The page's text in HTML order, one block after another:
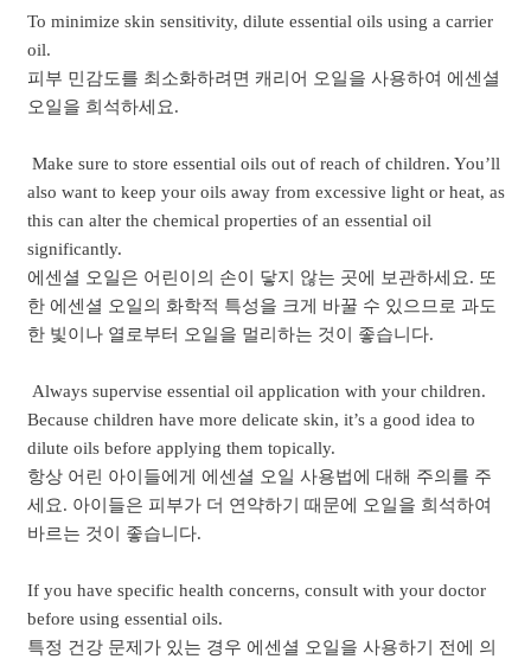
To minimize skin sensitivity, dilute essential oils using a carrier
oil.
피부 민감도를 최소화하려면 캐리어 오일을 사용하여 에센셜
오일을 희석하세요.
Make sure to store essential oils out of reach of children. You’ll
also want to keep your oils away from excessive light or heat, as
this can alter the chemical properties of an essential oil
significantly.
에센셜 오일은 어린이의 손이 닿지 않는 곳에 보관하세요. 또
한 에센셜 오일의 화학적 특성을 크게 바꿀 수 있으므로 과도
한 빛이나 열로부터 오일을 멀리하는 것이 좋습니다.
Always supervise essential oil application with your children.
Because children have more delicate skin, it’s a good idea to
dilute oils before applying them topically.
항상 어린 아이들에게 에센셜 오일 사용법에 대해 주의를 주
세요. 아이들은 피부가 더 연약하기 때문에 오일을 희석하여
바르는 것이 좋습니다.
If you have specific health concerns, consult with your doctor
before using essential oils.
특정 건강 문제가 있는 경우 에센셜 오일을 사용하기 전에 의